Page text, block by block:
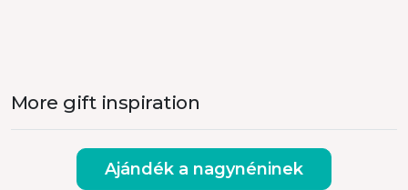
More gift inspiration
Ajándék a nagynéninek